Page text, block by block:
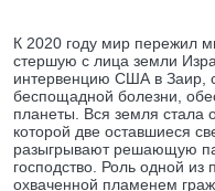
К 2020 году мир пережил
стершую с лица земли
интервенцию США в Заир,
беспощадной болезни,
планеты. Вся земля стала
которой две оставшиеся
разыгрывают решающую
господство. Роль одной
охваченной пламенем